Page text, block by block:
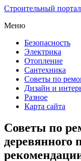
Строительный портал
Меню
Безопасность
Электрика
Отопление
Сантехника
Советы по
Дизайн и
Разное
Карта сайта
Советы по
деревянного